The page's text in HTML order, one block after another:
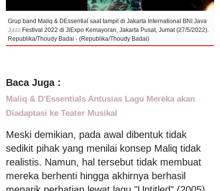
Grup band Maliq & DEssential saat tampil di Jakarta International BNI Java
Jazz Festival 2022 di JiExpo Kemayoran, Jakarta Pusat, Jumat (27/5/2022).
Republika/Thoudy Badai - (Republika/Thoudy Badai)
Baca Juga :
Maliq & D'Essentials Antusias Lagu Mereka akan
Diadaptasi ke Teater Musikal
Meski demikian, pada awal dibentuk tidak
sedikit pihak yang menilai konsep Maliq tidak
realistis. Namun, hal tersebut tidak membuat
mereka berhenti hingga akhirnya berhasil